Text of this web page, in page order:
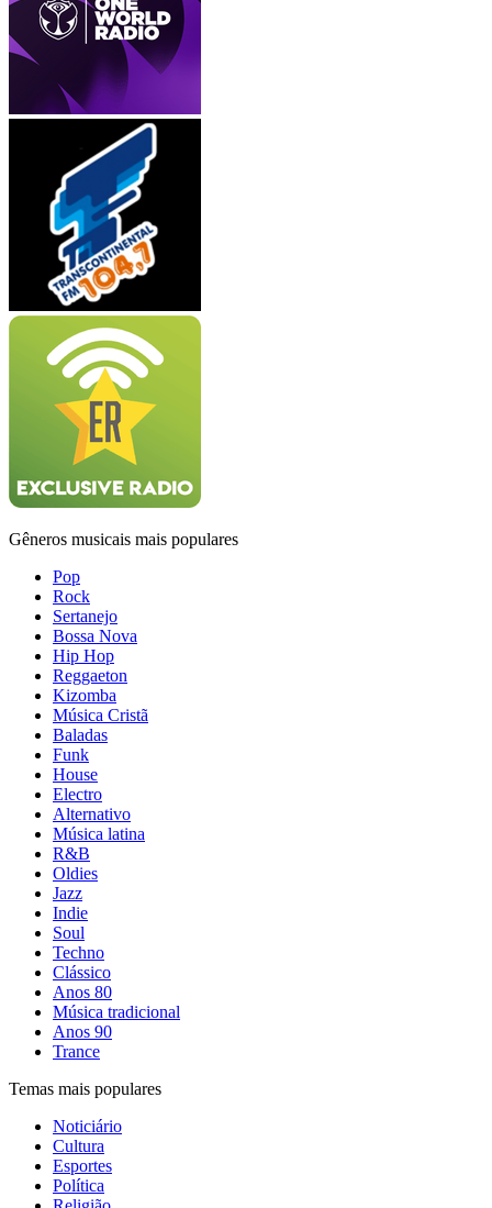
Gêneros musicais mais populares
Pop
Rock
Sertanejo
Bossa Nova
Hip Hop
Reggaeton
Kizomba
Música Cristã
Baladas
Funk
House
Electro
Alternativo
Música latina
R&B
Oldies
Jazz
Indie
Soul
Techno
Clássico
Anos 80
Música tradicional
Anos 90
Trance
Temas mais populares
Noticiário
Cultura
Esportes
Política